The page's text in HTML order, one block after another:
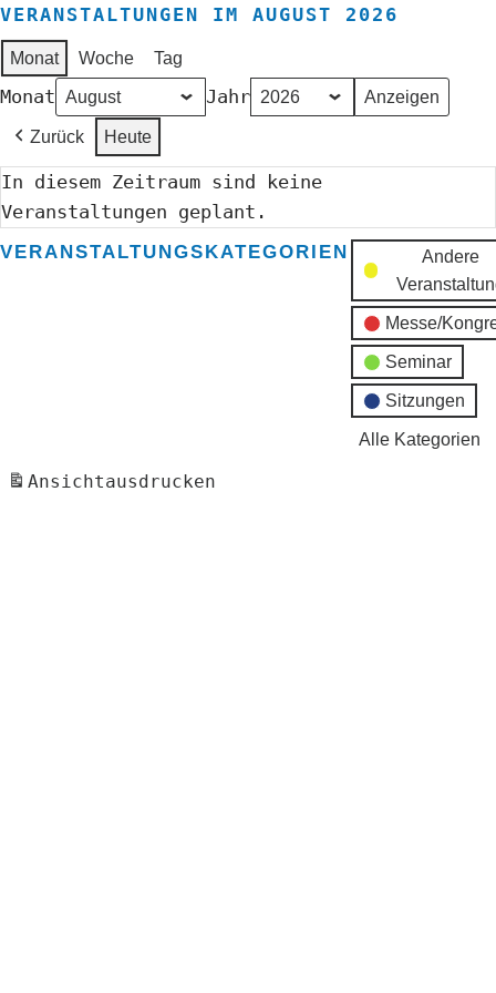
VERANSTALTUNGEN IM AUGUST 2026
Monat Woche Tag
Monat Jahr
Zurück Heute
In diesem Zeitraum sind keine
Veranstaltungen geplant.
VERANSTALTUNGSKATEGORIEN
Andere
Messe/
Seminar
Sitzungen
Alle Kategorien
Ansichtausdrucken